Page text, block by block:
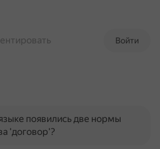
Войти
появились две нормы
'договор'?